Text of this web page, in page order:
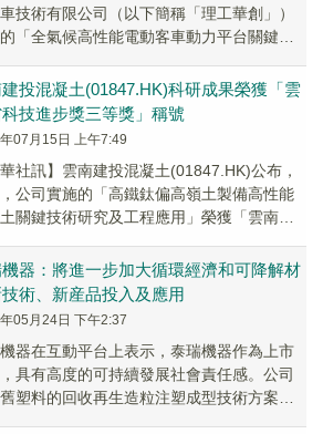
技術有限公司（以下簡稱「理工華創」）
「全氣候高性能電動客車動力平台關鍵技
...
投混凝土(01847.HK)科研成果榮獲「雲
技進步獎三等獎」稱號
07月15日 上午7:49
華社訊】雲南建投混凝土(01847.HK)公布，
公司實施的「高鐵鈦偏高嶺土製備高性能
關鍵技術研究及工程應用」榮獲「雲南省
器：將進一步加大循環經濟和可降解材
術、新産品投入及應用
05月24日 下午2:37
器在互動平台上表示，泰瑞機器作為上市
具有高度的可持續發展社會責任感。公司
塑料的回收再生造粒注塑成型技術方案、